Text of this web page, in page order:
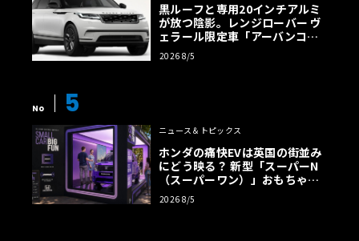
黒ルーフと専用20インチアルミ
が放つ陰影。レンジローバー ヴ
ェラール限定車「アーバンコン
トラスト・エディション」登場
2026 8/5
No 5
ニュース＆トピックス
ホンダの痛快EVは英国の街並み
にどう映る？ 新型「スーパーN
（スーパーワン）」おもちゃ箱
ツアーの全貌
2026 8/5